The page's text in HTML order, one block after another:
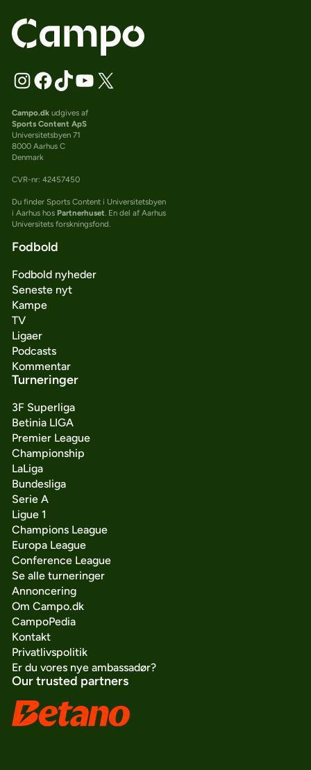
Campo.dkudgives af
Sports Content ApS
Universitetsbyen 71
8000 Aarhus C
Denmark
CVR-nr: 42457450
Du finder Sports Content i Universitetsbyen
i Aarhus hos Partnerhuset. En del af Aarhus
Universitets forskningsfond.
Fodbold
Fodbold nyheder
Seneste nyt
Kampe
TV
Ligaer
Podcasts
Kommentar
Turneringer
3F Superliga
Betinia LIGA
Premier League
Championship
LaLiga
Bundesliga
Serie A
Ligue 1
Champions League
Europa League
Conference League
Se alle turneringer
Annoncering
Om Campo.dk
CampoPedia
Kontakt
Privatlivspolitik
Er du vores nye ambassadør?
Our trusted partners